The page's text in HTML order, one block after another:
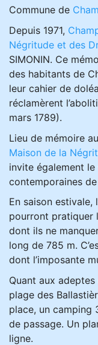
Commune de
Depuis 1971,
Négritude et des
SIMONIN. Ce
des habitants de
leur cahier de
réclamèrent
mars 1789).
Lieu de mémoire
Maison de la
invite également
contemporaines
En saison
pourront pratiquer
dont ils ne
long de 785 m.
dont l’imposante
Quant aux
plage des
place, un camping
de passage. Un
ligne.